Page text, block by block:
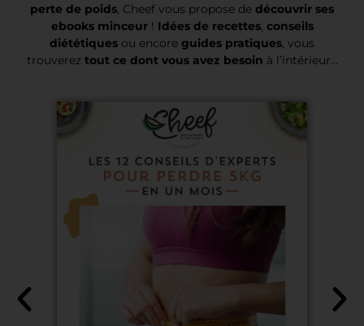
perte de poids, Cheef vous propose de découvrir ses
ebooks minceur! Idées de recettes, conseils
diététiques ou encore guides pratiques, vous
trouverez tout ce dont vous avez besoin à l’intérieur…